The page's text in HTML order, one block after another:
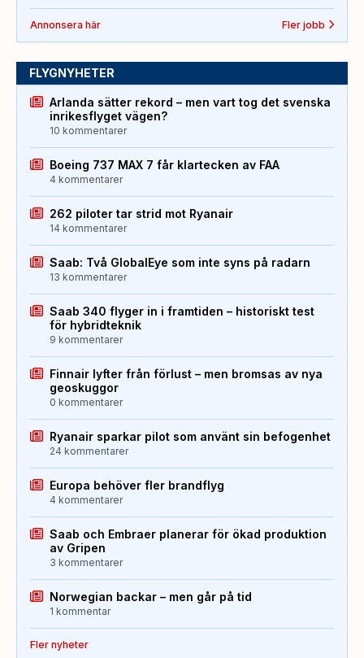
Annonsera här Fler jobb
FLYGNYHETER
Arlanda sätter rekord – men vart tog det svenska
inrikesflyget vägen?
10 kommentarer
Boeing 737 MAX 7 får klartecken av FAA
4 kommentarer
262 piloter tar strid mot Ryanair
14 kommentarer
Saab: Två GlobalEye som inte syns på radarn
13 kommentarer
Saab 340 flyger in i framtiden – historiskt test
för hybridteknik
9 kommentarer
Finnair lyfter från förlust – men bromsas av nya
geoskuggor
0 kommentarer
Ryanair sparkar pilot som använt sin befogenhet
24 kommentarer
Europa behöver fler brandflyg
4 kommentarer
Saab och Embraer planerar för ökad produktion
av Gripen
3 kommentarer
Norwegian backar – men går på tid
1 kommentar
Fler nyheter